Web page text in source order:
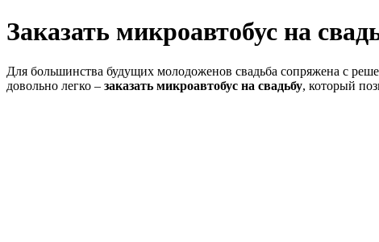
Заказать микроавтобус на
Для большинства будущих молодоженов свадьба сопряжена с
довольно легко – заказать микроавтобус на свадьбу, который